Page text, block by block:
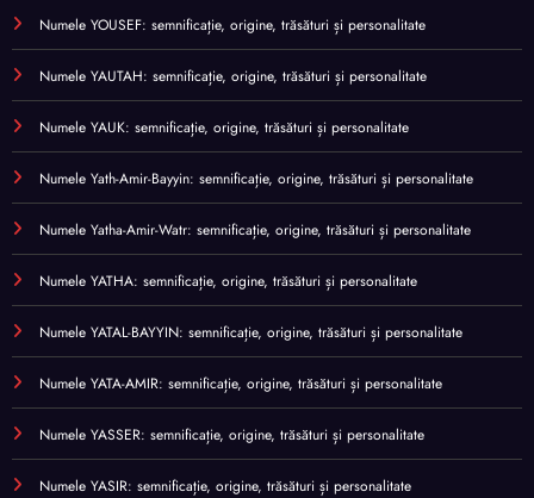
Numele YOUSEF: semnificație, origine, trăsături și personalitate
Numele YAUTAH: semnificație, origine, trăsături și personalitate
Numele YAUK: semnificație, origine, trăsături și personalitate
Numele Yath-Amir-Bayyin: semnificație, origine, trăsături și personalitate
Numele Yatha-Amir-Watr: semnificație, origine, trăsături și personalitate
Numele YATHA: semnificație, origine, trăsături și personalitate
Numele YATAL-BAYYIN: semnificație, origine, trăsături și personalitate
Numele YATA-AMIR: semnificație, origine, trăsături și personalitate
Numele YASSER: semnificație, origine, trăsături și personalitate
Numele YASIR: semnificație, origine, trăsături și personalitate